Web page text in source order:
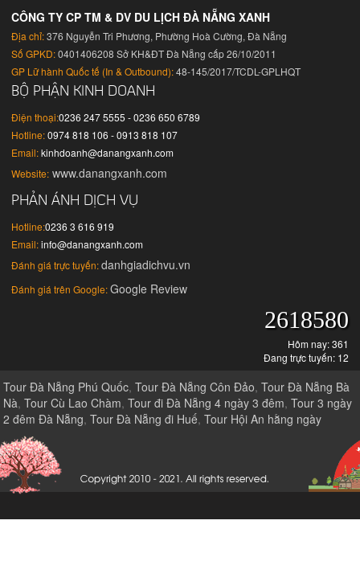
CÔNG TY CP TM & DV DU LỊCH ĐÀ NẴNG XANH
Địa chỉ:376 Nguyễn Tri Phương, Phường Hoà Cường, Đà Nẵng
Số GPKD:0401406208 Sở KH&ĐT Đà Nẵng cấp 26/10/2011
GP Lữ hành Quốc tế (In & Outbound):48-145/2017/TCDL-GPLHQT
BỘ PHẬN KINH DOANH
Điện thoại:0236 247 5555 - 0236 650 6789
Hotline: 0974 818 106 - 0913 818 107
Email: kinhdoanh@danangxanh.com
Website: www.danangxanh.com
PHẢN ÁNH DỊCH VỤ
Hotline:0236 3 616 919
Email: info@danangxanh.com
Đánh giá trực tuyến:danhgiadichvu.vn
Đánh giá trên Google: Google Review
2618580
Hôm nay: 361
Đang trực tuyến: 12
Tour Đà Nẵng Phú Quốc,Tour Đà Nẵng Côn Đảo,Tour Đà Nẵng Bà
Nà,Tour Cù Lao Chàm,Tour đi Đà Nẵng 4 ngày 3 đêm,Tour 3 ngày
2 đêm Đà Nẵng,Tour Đà Nẵng đi Huế,Tour Hội An hằng ngày